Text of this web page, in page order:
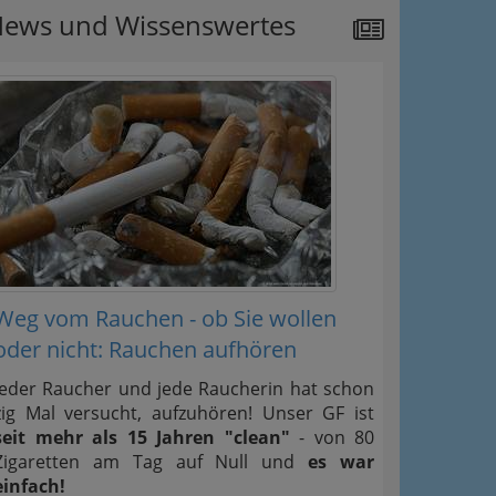
und Wissenswertes
vom Rauchen - ob Sie wollen
nicht: Rauchen aufhören
Raucher und jede Raucherin hat schon
Mal versucht, aufzuhören! Unser GF ist
mehr als 15 Jahren "clean" - von 80
am Tag auf Null undes war